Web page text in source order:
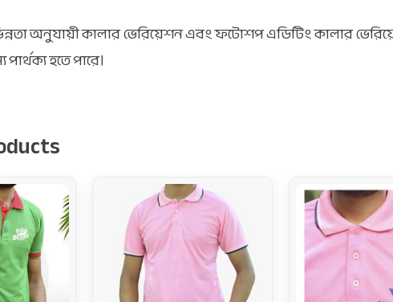
অনুযায়ী কালার ভেরিয়েশন এবং ফটোশপ এডিটিং কালার
হতে পারে।